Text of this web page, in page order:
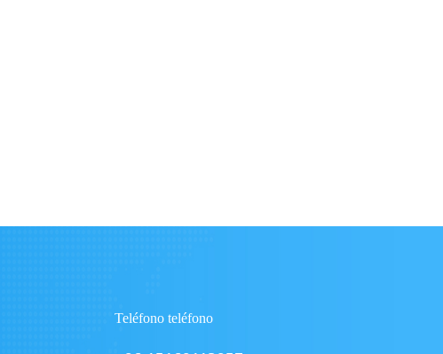
Teléfono teléfono